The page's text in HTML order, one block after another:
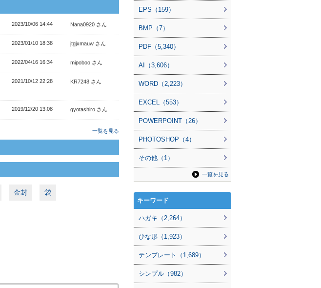
2023/10/06 14:44 Nana0920 さん
2023/01/10 18:38 jtgjxmauw さん
2022/04/16 16:34 mipoboo さん
2021/10/12 22:28 KR7248 さん
2019/12/20 13:08 gyotashiro さん
一覧を見る
金封 袋
EPS（159）
BMP（7）
PDF（5,340）
AI（3,606）
WORD（2,223）
EXCEL（553）
POWERPOINT（26）
PHOTOSHOP（4）
その他（1）
一覧を見る
キーワード
ハガキ（2,264）
ひな形（1,923）
テンプレート（1,689）
シンプル（982）